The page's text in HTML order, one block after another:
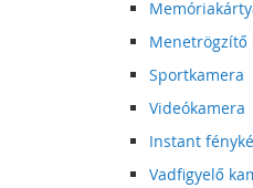
Menetrögzítő
Sportkamera
Videókamera
Instant
Vadfigyelő